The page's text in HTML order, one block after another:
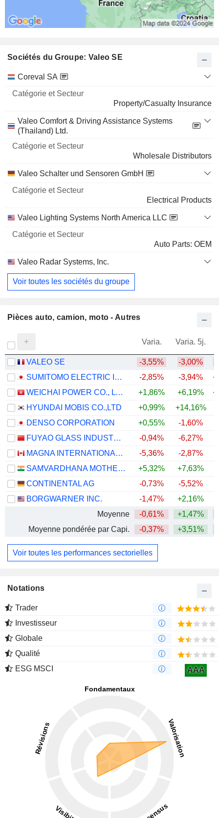
Sociétés du Groupe: Valeo SE
Nom
Catégorie
Secteur
Coreval SA
Property/Casualty Insurance
Valeo Comfort & Driving Assistance Systems
(Thailand) Ltd.
Wholesale Distributors
Valeo Schalter und Sensoren GmbH
Electrical Products
Valeo Lighting Systems North America LLC
Auto Parts: OEM
Valeo Radar Systems, Inc.
Voir toutes les sociétés du groupe
Pièces auto, camion, moto - Autres
Varia. Varia. 5j.
VALEO SE -3,55% -3,00%
SUMITOMO ELECTRIC INDUSTRIES, LTD.
-2,85% -3,94%
WEICHAI POWER CO., LTD.
+1,86% +6,19%
HYUNDAI MOBIS CO.,LTD
+0,99% +14,16%
DENSO CORPORATION
+0,55% -1,60%
FUYAO GLASS INDUSTRY GROUP CO., LTD.
-0,94% -6,27%
MAGNA INTERNATIONAL INC.
-5,36% -2,87%
SAMVARDHANA MOTHERSON INTERNATIONAL LIMITED
+5,32% +7,63%
CONTINENTAL AG
-0,73% -5,52%
BORGWARNER INC.
-1,47% +2,16%
Moyenne
-0,61% +1,47%
Moyenne pondérée par Capi.
-0,37% +3,51%
Voir toutes les performances sectorielles
Notations
Trader
Investisseur
Globale
Qualité
ESG MSCI
AAA